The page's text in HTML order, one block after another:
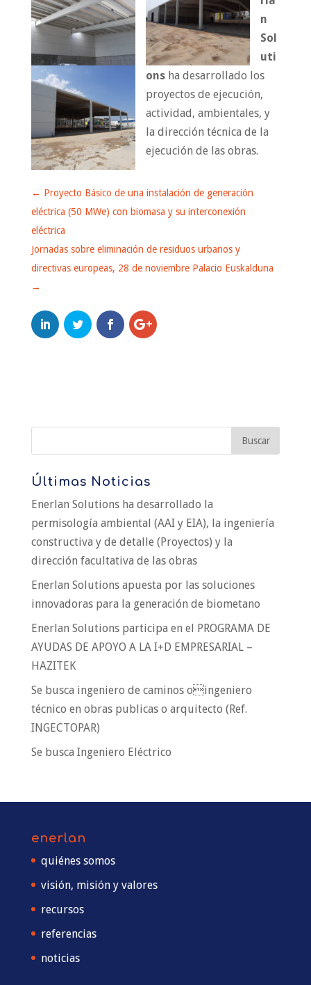
n
Sol
uti
onsha desarrollado los
proyectos de ejecución,
actividad, ambientales, y
la dirección técnica de la
ejecución de las obras.
← Proyecto Básico de una instalación de generación
eléctrica (50 MWe) con biomasa y su interconexión
eléctrica
Jornadas sobre eliminación de residuos urbanos y
directivas europeas, 28 de noviembre Palacio Euskalduna
→
Últimas Noticias
Enerlan Solutions ha desarrollado la
permisología ambiental (AAI y EIA), la ingeniería
constructiva y de detalle (Proyectos) y la
dirección facultativa de las obras
Enerlan Solutions apuesta por las soluciones
innovadoras para la generación de biometano
Enerlan Solutions participa en el PROGRAMA DE
AYUDAS DE APOYO A LA I+D EMPRESARIAL –
HAZITEK
Se busca ingeniero de caminos oingeniero
técnico en obras publicas o arquitecto (Ref.
INGECTOPAR)
Se busca Ingeniero Eléctrico
enerlan
quiénes somos
visión, misión y valores
recursos
referencias
noticias